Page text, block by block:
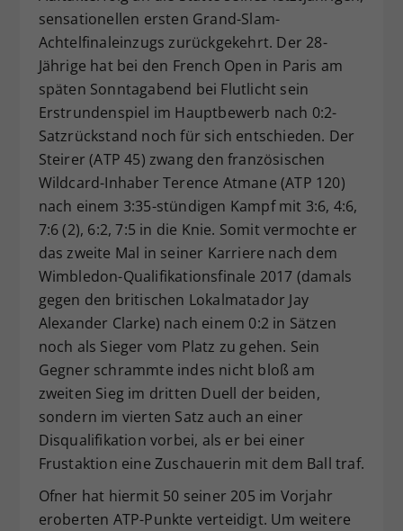
sensationellen ersten Grand-Slam-
Achtelfinaleinzugs zurückgekehrt. Der 28-
Jährige hat bei den French Open in Paris am
späten Sonntagabend bei Flutlicht sein
Erstrundenspiel im Hauptbewerb nach 0:2-
Satzrückstand noch für sich entschieden. Der
Steirer (ATP 45) zwang den französischen
Wildcard-Inhaber Terence Atmane (ATP 120)
nach einem 3:35-stündigen Kampf mit 3:6, 4:6,
7:6 (2), 6:2, 7:5 in die Knie. Somit vermochte er
das zweite Mal in seiner Karriere nach dem
Wimbledon-Qualifikationsfinale 2017 (damals
gegen den britischen Lokalmatador Jay
Alexander Clarke) nach einem 0:2 in Sätzen
noch als Sieger vom Platz zu gehen. Sein
Gegner schrammte indes nicht bloß am
zweiten Sieg im dritten Duell der beiden,
sondern im vierten Satz auch an einer
Disqualifikation vorbei, als er bei einer
Frustaktion eine Zuschauerin mit dem Ball traf.
Ofner hat hiermit 50 seiner 205 im Vorjahr
eroberten ATP-Punkte verteidigt. Um weitere
Zweck
Dieser Wert speichert Ihre Consent-
Einstellungen. Unter anderem eine
zufällig generierte ID, für die
historische Speicherung Ihrer
vorgenommen Einstellungen, falls der
Webseiten-Betreiber dies eingestellt
hat.